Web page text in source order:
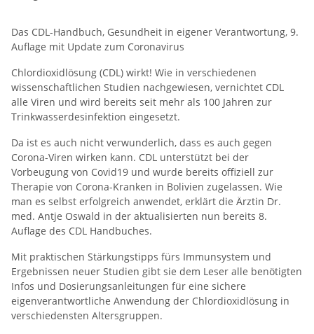
Das CDL-Handbuch, Gesundheit in eigener Verantwortung, 9.
Auflage mit Update zum Coronavirus
Chlordioxidlösung (CDL) wirkt! Wie in verschiedenen
wissenschaftlichen Studien nachgewiesen, vernichtet CDL
alle Viren und wird bereits seit mehr als 100 Jahren zur
Trinkwasserdesinfektion eingesetzt.
Da ist es auch nicht verwunderlich, dass es auch gegen
Corona-Viren wirken kann. CDL unterstützt bei der
Vorbeugung von Covid19 und wurde bereits offiziell zur
Therapie von Corona-Kranken in Bolivien zugelassen. Wie
man es selbst erfolgreich anwendet, erklärt die Ärztin Dr.
med. Antje Oswald in der aktualisierten nun bereits 8.
Auflage des CDL Handbuches.
Mit praktischen Stärkungstipps fürs Immunsystem und
Ergebnissen neuer Studien gibt sie dem Leser alle benötigten
Infos und Dosierungsanleitungen für eine sichere
eigenverantwortliche Anwendung der Chlordioxidlösung in
verschiedensten Altersgruppen.